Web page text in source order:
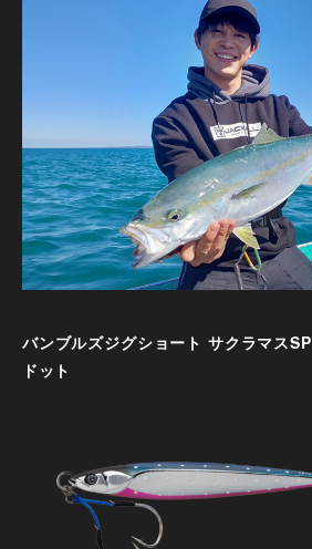
バンブルズジグショート サクラマスSP
ドット